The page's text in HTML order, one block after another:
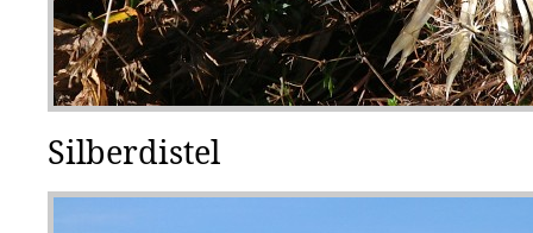
Silberdistel